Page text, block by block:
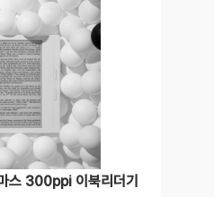
스 300ppi 이북리더기